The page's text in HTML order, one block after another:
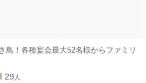
鳥！各種宴会最大52名様からファミリ
29 人